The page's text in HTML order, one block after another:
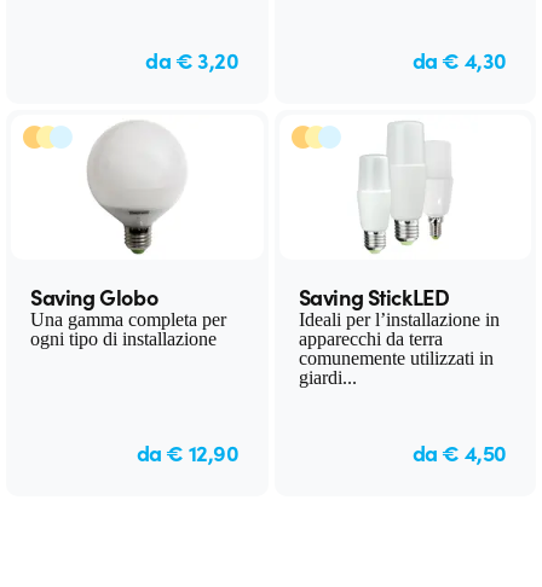
da € 3,20 da € 4,30
Saving Globo
Una gamma completa per
ogni tipo di installazione
da € 12,90
Saving StickLED
Ideali per l’installazione in
apparecchi da terra
comunemente utilizzati in
giardi...
da € 4,50